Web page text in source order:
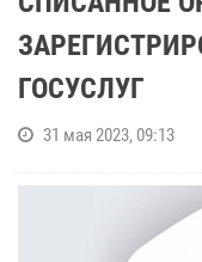
ГОСУСЛУГ
31 мая 2023, 09:13